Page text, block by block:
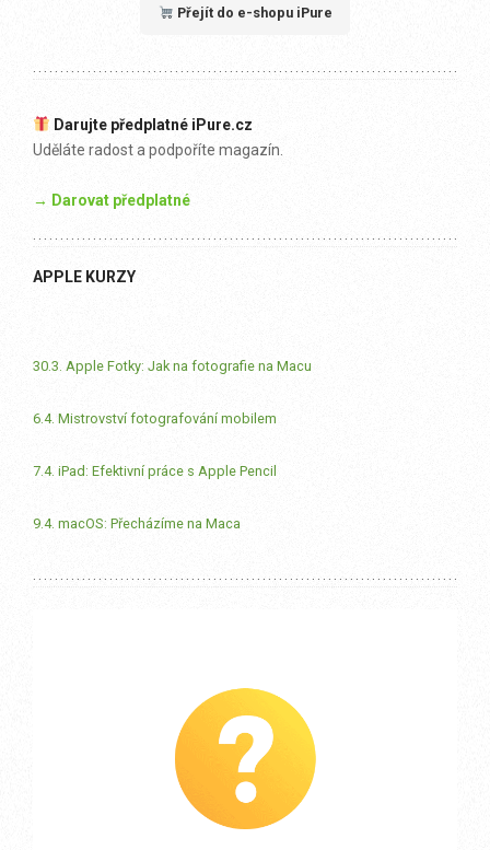
Přejít do e-shopu iPure
Darujte předplatné iPure.cz
Uděláte radost a podpoříte magazín.
→ Darovat předplatné
APPLE KURZY
30.3. Apple Fotky: Jak na fotografie na Macu
6.4. Mistrovství fotografování mobilem
7.4. iPad: Efektivní práce s Apple Pencil
9.4. macOS: Přecházíme na Maca